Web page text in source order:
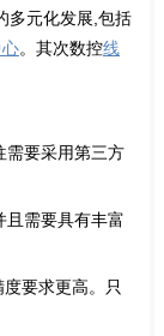
多元化发展,包括
。其次数控线
需要采用第三方
且需要具有丰富
要求更高。只